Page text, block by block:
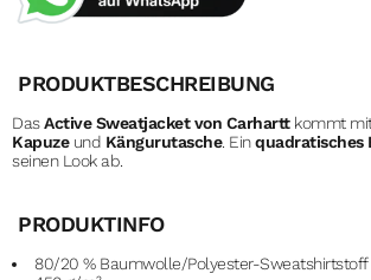
PRODUKTBESCHREIBUNG
DasActive Sweatjacket von Carharttkommt
Kapuzeund Kängurutasche. Einquadratisches
seinen Look ab.
PRODUKTINFO
80/20 % Baumwolle/Polyester-Sweatshirtstoff